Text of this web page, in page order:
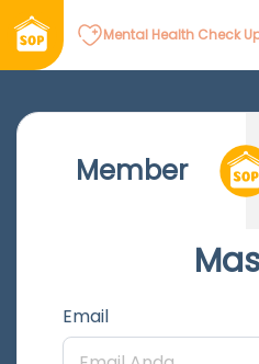
Mental Health Check
Member
Email